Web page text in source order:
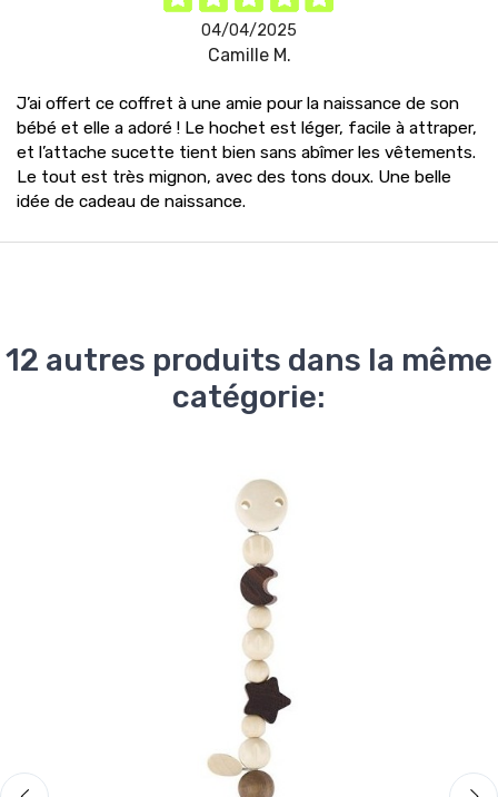
04/04/2025
Camille M.
J’ai offert ce coffret à une amie pour la naissance de son
bébé et elle a adoré ! Le hochet est léger, facile à attraper,
et l’attache sucette tient bien sans abîmer les vêtements.
Le tout est très mignon, avec des tons doux. Une belle
idée de cadeau de naissance.
12 autres produits dans la même
catégorie: